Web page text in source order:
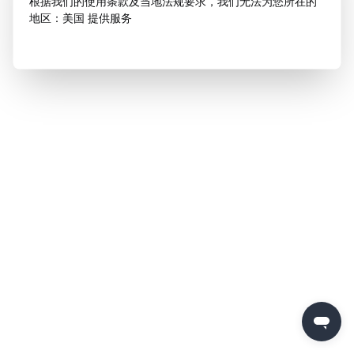
地区：美国 提供服务